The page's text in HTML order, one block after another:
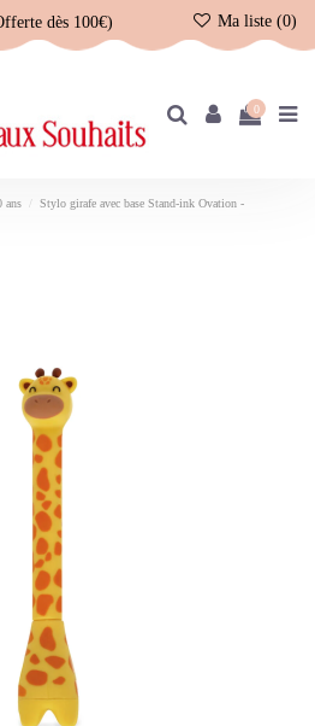
dès 100€) Ma liste (0)
0
ans
Stylo girafe avec base Stand-ink Ovation -